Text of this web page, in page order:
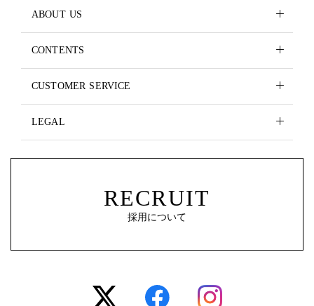
ABOUT US
CONTENTS
CUSTOMER SERVICE
LEGAL
RECRUIT
採用について